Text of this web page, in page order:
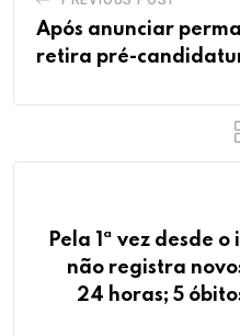
Após anunciar
retira pré-
Pela 1ª vez desde
não registra
24 horas; 5